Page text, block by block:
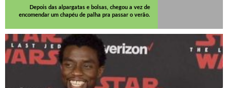
Depois das alpargatas e bolsas, chegou a vez de
encomendar um chapéu de palha pra passar o verão.